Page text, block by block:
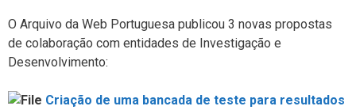
O Arquivo da Web Portuguesa publicou 3 novas propostas
de colaboração com entidades de Investigação e
Desenvolvimento:
Criação de uma bancada de teste para resultados